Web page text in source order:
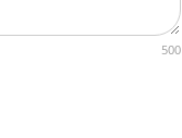
500